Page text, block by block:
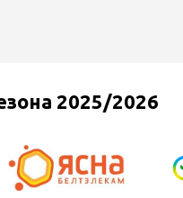
2025/2026